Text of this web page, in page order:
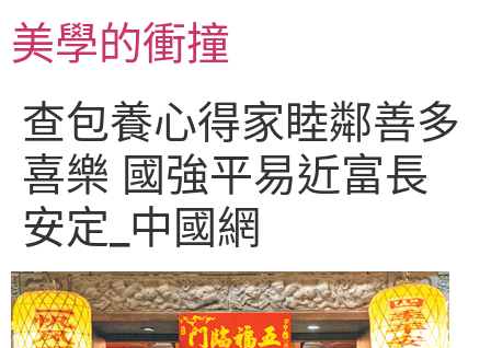
至
主美學的衝撞
查包養心得家睦鄰善多
喜樂 國強平易近富長
安定_中國網